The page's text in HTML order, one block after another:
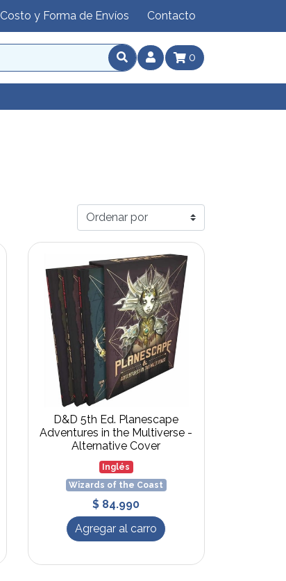
Costo y Forma de Envíos Contacto
0
D&D 5th Ed. Planescape
Adventures in the Multiverse -
Alternative Cover
Inglés
Wizards of the Coast
$ 84.990
Agregar al carro